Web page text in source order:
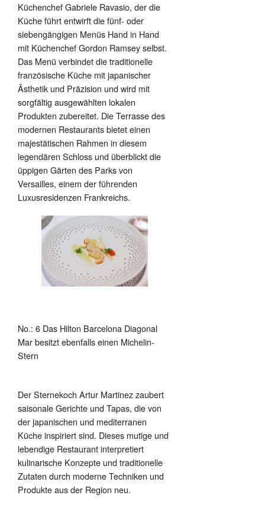
Küchenchef Gabriele Ravasio, der die
Küche führt entwirft die fünf- oder
siebengängigen Menüs Hand in Hand
mit Küchenchef Gordon Ramsey selbst.
Das Menü verbindet die traditionelle
französische Küche mit japanischer
Ästhetik und Präzision und wird mit
sorgfältig ausgewählten lokalen
Produkten zubereitet. Die Terrasse des
modernen Restaurants bietet einen
majestätischen Rahmen in diesem
legendären Schloss und überblickt die
üppigen Gärten des Parks von
Versailles, einem der führenden
Luxusresidenzen Frankreichs.
No.: 6 Das Hilton Barcelona Diagonal
Mar besitzt ebenfalls einen Michelin-
Stern
Der Sternekoch Artur Martinez zaubert
saisonale Gerichte und Tapas, die von
der japanischen und mediterranen
Küche inspiriert sind. Dieses mutige und
lebendige Restaurant interpretiert
kulinarische Konzepte und traditionelle
Zutaten durch moderne Techniken und
Produkte aus der Region neu.